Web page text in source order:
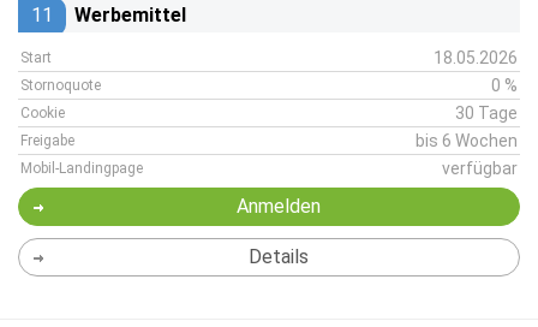
11 Werbemittel
Start 18.05.2026
Stornoquote 0 %
Cookie 30 Tage
Freigabe bis 6 Wochen
Mobil-Landingpage verfügbar
Anmelden
Details